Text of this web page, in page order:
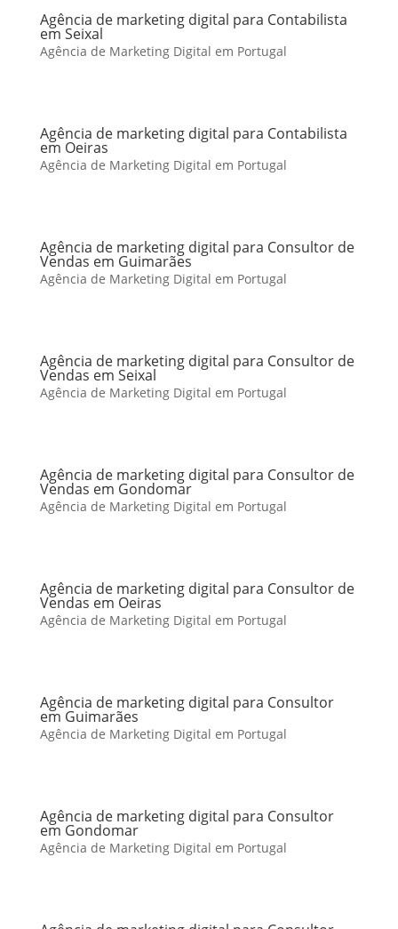
Agência de marketing digital para Contabilista
em Seixal
Agência de Marketing Digital em Portugal
Agência de marketing digital para Contabilista
em Oeiras
Agência de Marketing Digital em Portugal
Agência de marketing digital para Consultor de
Vendas em Guimarães
Agência de Marketing Digital em Portugal
Agência de marketing digital para Consultor de
Vendas em Seixal
Agência de Marketing Digital em Portugal
Agência de marketing digital para Consultor de
Vendas em Gondomar
Agência de Marketing Digital em Portugal
Agência de marketing digital para Consultor de
Vendas em Oeiras
Agência de Marketing Digital em Portugal
Agência de marketing digital para Consultor
em Guimarães
Agência de Marketing Digital em Portugal
Agência de marketing digital para Consultor
em Gondomar
Agência de Marketing Digital em Portugal